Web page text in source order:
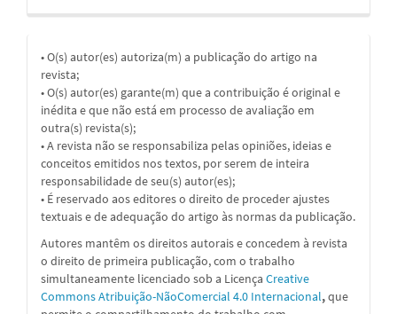
• O(s) autor(es) autoriza(m) a publicação do artigo na
revista;
• O(s) autor(es) garante(m) que a contribuição é original e
inédita e que não está em processo de avaliação em
outra(s) revista(s);
• A revista não se responsabiliza pelas opiniões, ideias e
conceitos emitidos nos textos, por serem de inteira
responsabilidade de seu(s) autor(es);
• É reservado aos editores o direito de proceder ajustes
textuais e de adequação do artigo às normas da publicação.
Autores mantêm os direitos autorais e concedem à revista
o direito de primeira publicação, com o trabalho
simultaneamente licenciado sob a Licença Creative
Commons Atribuição-NãoComercial 4.0 Internacional,que